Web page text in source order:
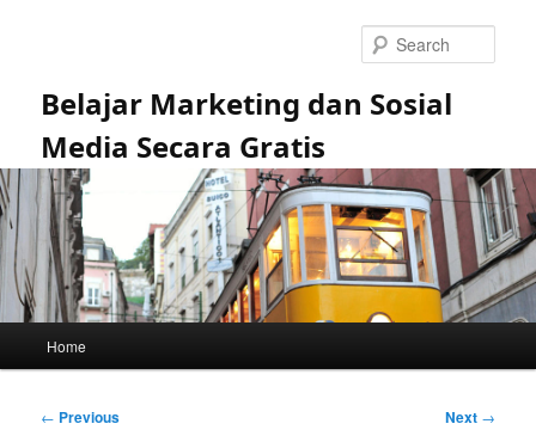
Belajar Marketing dan Sosial
Media Secara Gratis
Home
Post
← Previous Next →